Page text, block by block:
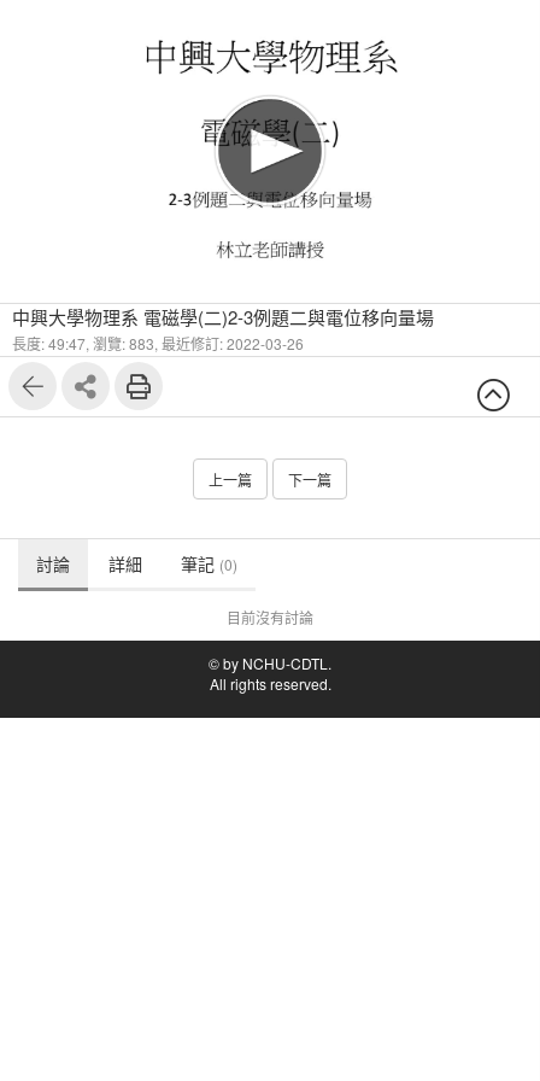
中興大學物理系 電磁學(二)2-3例題二與電位移向量場
長度: 49:47, 瀏覽: 883, 最近修訂: 2022-03-26
上一篇 下一篇
討論 詳細 筆記 (0)
目前沒有討論
© by NCHU-CDTL.
All rights reserved.